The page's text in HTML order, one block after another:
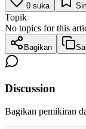
0 suka
Topik
No topics for this
Bagikan
Discussion
Bagikan pemikiran